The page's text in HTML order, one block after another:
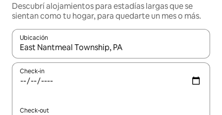
Descubrí alojamientos para estadías largas que se
sientan como tu hogar, para quedarte un mes o más.
Ubicación
Cuando los resultados estén disponibles, navegá con las
Check-in
Check-out